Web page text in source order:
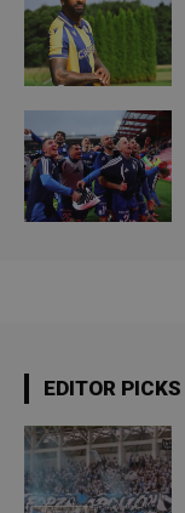
EDITOR PICKS